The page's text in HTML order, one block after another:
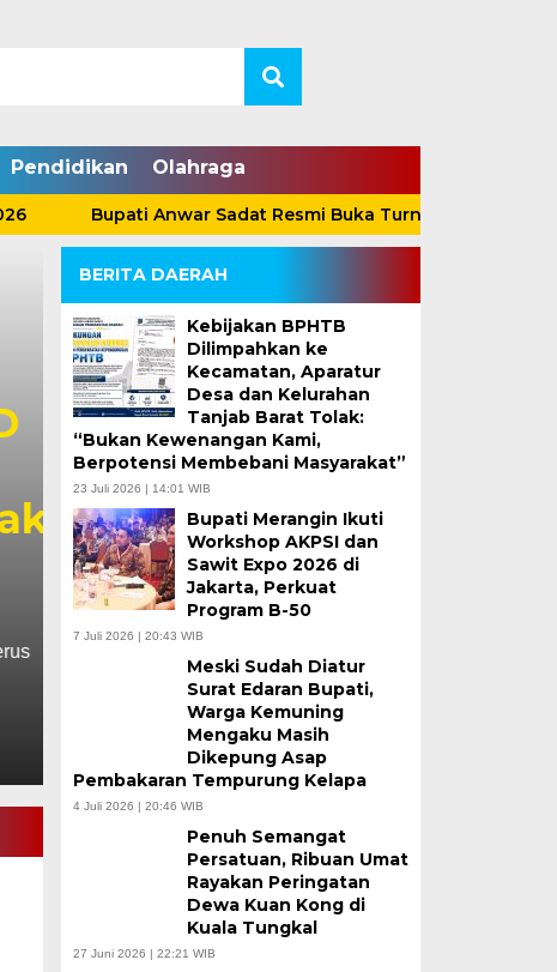
Pendidikan Olahraga
Bupati Anwar Sadat Resmi Buka Turnamen Voli Antar-
Bupati Anwar Sadat
Indriana Jadi Plt
Barat
Kamis, 30 Jul 2026 - 13:26 WIB
Kabupaten Tanjung Jabung Barat akhirnya
BERITA DAERAH
Kebijakan BPHTB
Dilimpahkan ke
Kecamatan, Aparatur
Desa dan Kelurahan
Tanjab Barat Tolak:
“Bukan Kewenangan Kami,
Berpotensi Membebani Masyarakat”
23 Juli 2026 | 14:01 WIB
Bupati Merangin Ikuti
Workshop AKPSI dan
Sawit Expo 2026 di
Jakarta, Perkuat
Program B-50
7 Juli 2026 | 20:43 WIB
Meski Sudah Diatur
Surat Edaran Bupati,
Warga Kemuning
Mengaku Masih
Dikepung Asap
Pembakaran Tempurung Kelapa
4 Juli 2026 | 20:46 WIB
Penuh Semangat
Persatuan, Ribuan Umat
Rayakan Peringatan
Dewa Kuan Kong di
Kuala Tungkal
27 Juni 2026 | 22:21 WIB